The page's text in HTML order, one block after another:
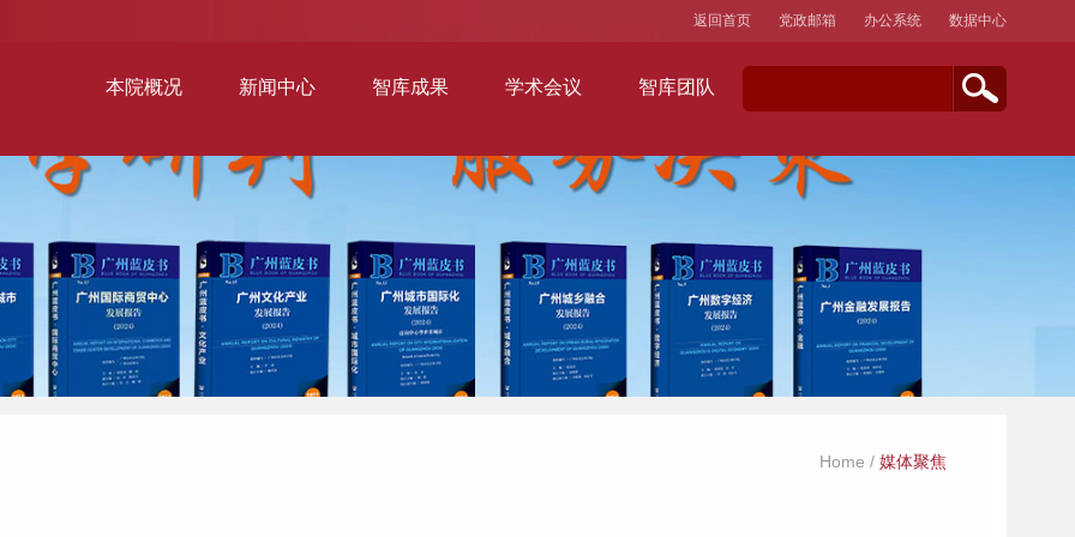
本院概况 新闻中心 智库成果 学术会议 智库团队
返回首页 党政邮箱 办公系统 数据中心
Home / 媒体聚焦